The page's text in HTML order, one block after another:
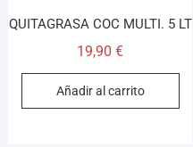
QUITAGRASA COC MULTI. 5 LT
19,90€
Añadir al carrito